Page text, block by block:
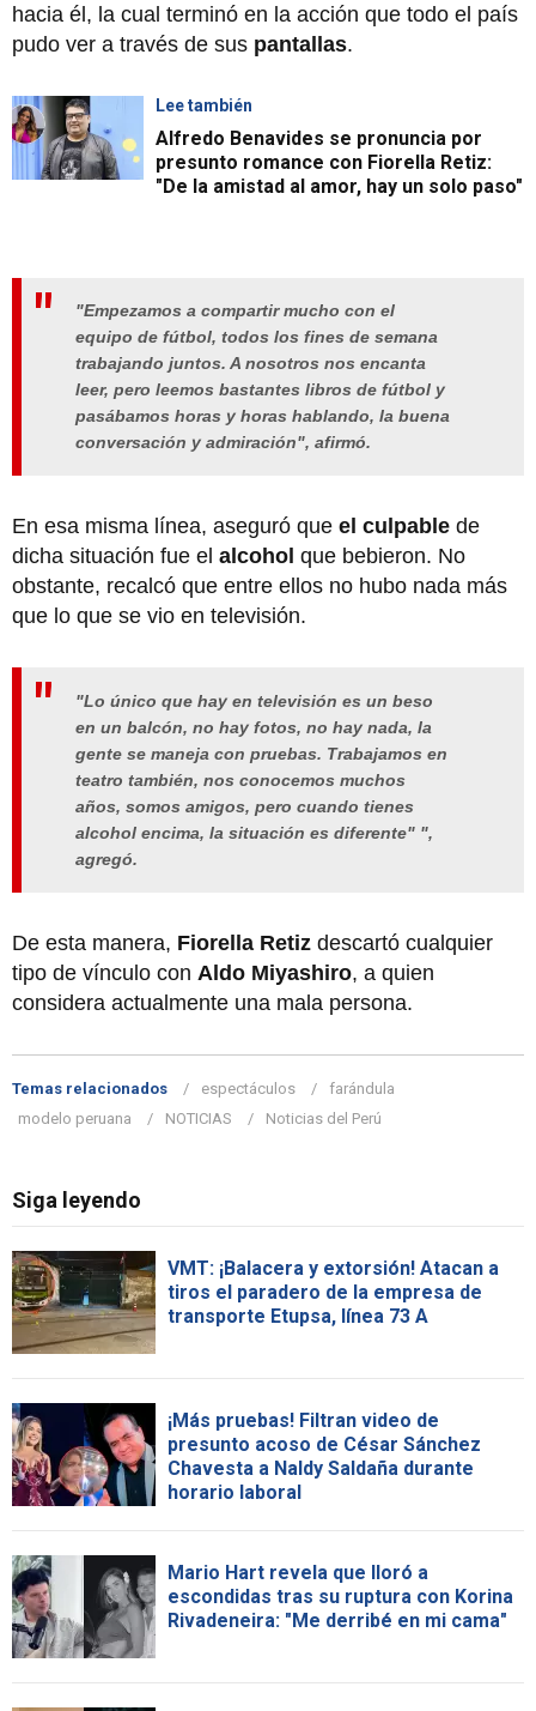
hacia él, la cual terminó en la acción que todo el país
pudo ver a través de sus pantallas.
Lee también
Alfredo Benavides se pronuncia por
presunto romance con Fiorella Retiz:
"De la amistad al amor, hay un solo paso"
"Empezamos a compartir mucho con el
equipo de fútbol, todos los fines de semana
trabajando juntos. A nosotros nos encanta
leer, pero leemos bastantes libros de fútbol y
pasábamos horas y horas hablando, la buena
conversación y admiración", afirmó.
En esa misma línea, aseguró que el culpable de
dicha situación fue el alcohol que bebieron. No
obstante, recalcó que entre ellos no hubo nada más
que lo que se vio en televisión.
"Lo único que hay en televisión es un beso
en un balcón, no hay fotos, no hay nada, la
gente se maneja con pruebas. Trabajamos en
teatro también, nos conocemos muchos
años, somos amigos, pero cuando tienes
alcohol encima, la situación es diferente" ",
agregó.
De esta manera, Fiorella Retiz descartó cualquier
tipo de vínculo con Aldo Miyashiro, a quien
considera actualmente una mala persona.
Temas relacionados espectáculos
farándula
modelo peruana
NOTICIAS Noticias del Perú
Siga leyendo
VMT: ¡Balacera y extorsión! Atacan a
tiros el paradero de la empresa de
transporte Etupsa, línea 73 A
¡Más pruebas! Filtran video de
presunto acoso de César Sánchez
Chavesta a Naldy Saldaña durante
horario laboral
Mario Hart revela que lloró a
escondidas tras su ruptura con Korina
Rivadeneira: "Me derribé en mi cama"